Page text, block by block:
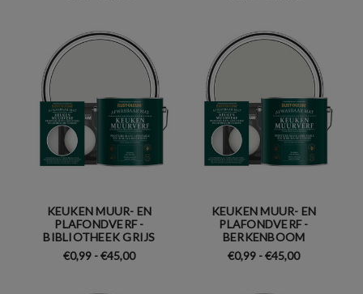
KEUKEN MUUR- EN
PLAFONDVERF -
BIBLIOTHEEK GRIJS
€0,99 - €45,00
KEUKEN MUUR- EN
PLAFONDVERF -
BERKENBOOM
€0,99 - €45,00